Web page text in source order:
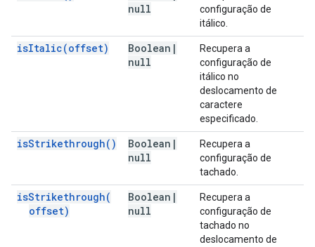
null
configuração de
itálico.
isItalic(offset) Boolean |
null
Recupera a
configuração de
itálico no
deslocamento de
caractere
especificado.
isStrikethrough( ) Boolean |
null
Recupera a
configuração de
tachado.
isStrikethrough(
offset)
Boolean |
null
Recupera a
configuração de
tachado no
deslocamento de